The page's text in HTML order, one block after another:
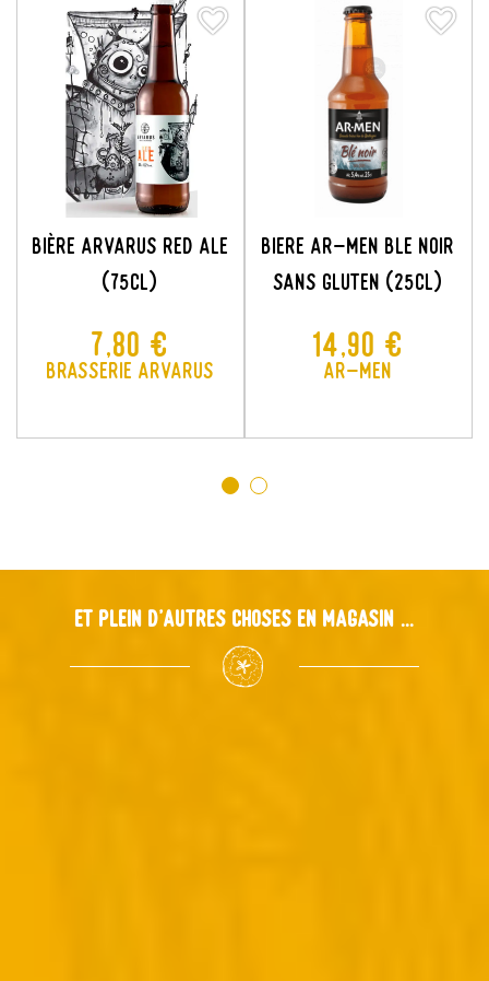
Bière Arvarus Red Ale
(75cl)
Prix
7,80 €
Brasserie Arvarus
favorite_border
favorite_border
BIERE AR-MEN BLE NOIR
SANS GLUTEN (25cl)
Prix
14,90 €
Ar-Men
favorite_border
favorite_border
Et plein d'autres choses en magasin ...